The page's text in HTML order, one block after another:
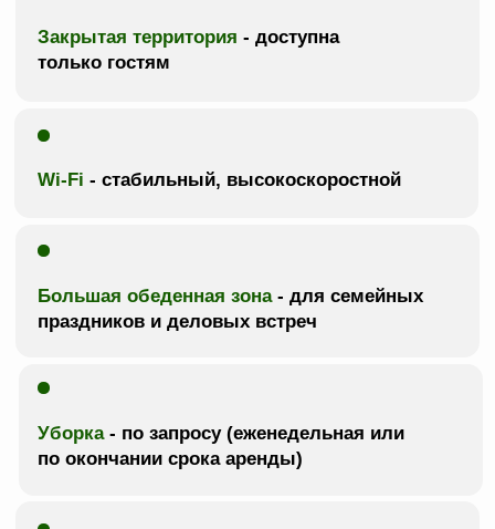
двухместными кроватями, 3 дивана в
разных комнатах и детскую кроватку.
Большая балконная зона оборудована 4
море. В каждой спальне предусмотрен
отдельный санузел.
стеклянным декоративным камином(!).
необходимыми бытовыми приборами:
холодильником с морозильной камерой,
посудомоечной машиной, духовой и
Во всех комнатах установлены
гладильная доска. Бесплатный Wi-Fi